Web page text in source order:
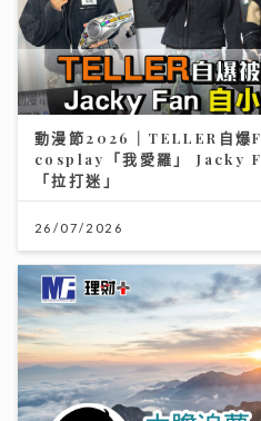
動漫節2026｜TELLER自爆
cosplay「我愛羅」 Jacky
「拉打迷」
26/07/2026